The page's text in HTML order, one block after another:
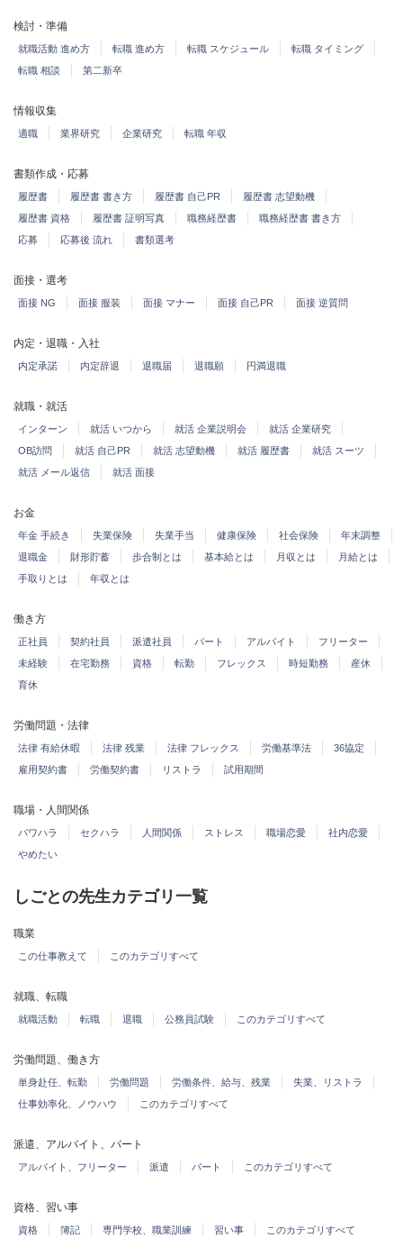
検討・準備
就職活動 進め方 転職 進め方 転職 スケジュール
転職 タイミング
転職 相談
第二新卒
情報収集
適職 業界研究 企業研究 転職 年収
書類作成・応募
履歴書 履歴書 書き方 履歴書 自己PR
履歴書 志望動機
履歴書 資格
履歴書 証明写真 職務経歴書
職務経歴書 書き方
応募
応募後 流れ 書類選考
面接・選考
面接 NG 面接 服装 面接 マナー 面接 自己PR 面接 逆質問
内定・退職・入社
内定承諾 内定辞退 退職届 退職願 円満退職
就職・就活
インターン 就活 いつから 就活 企業説明会
就活 企業研究
OB訪問
就活 自己PR 就活 志望動機 就活 履歴書
就活 スーツ
就活 メール返信
就活 面接
お金
年金 手続き 失業保険 失業手当 健康保険 社会保険
年末調整
退職金
財形貯蓄 歩合制とは 基本給とは 月収とは
月給とは
手取りとは
年収とは
働き方
正社員 契約社員 派遣社員 パート アルバイト
フリーター
未経験
在宅勤務 資格 転勤 フレックス 時短勤務
産休
育休
労働問題・法律
法律 有給休暇 法律 残業 法律 フレックス 労働基準法
36協定
雇用契約書
労働契約書 リストラ 試用期間
職場・人間関係
パワハラ セクハラ 人間関係 ストレス 職場恋愛
社内恋愛
やめたい
しごとの先生カテゴリ一覧
職業
この仕事教えて このカテゴリすべて
就職、転職
就職活動 転職 退職 公務員試験 このカテゴリすべて
労働問題、働き方
単身赴任、転勤 労働問題 労働条件、給与、残業
失業、リストラ
仕事効率化、ノウハウ
このカテゴリすべて
派遣、アルバイト、パート
アルバイト、フリーター 派遣 パート このカテゴリすべて
資格、習い事
資格 簿記 専門学校、職業訓練 習い事 このカテゴリすべて